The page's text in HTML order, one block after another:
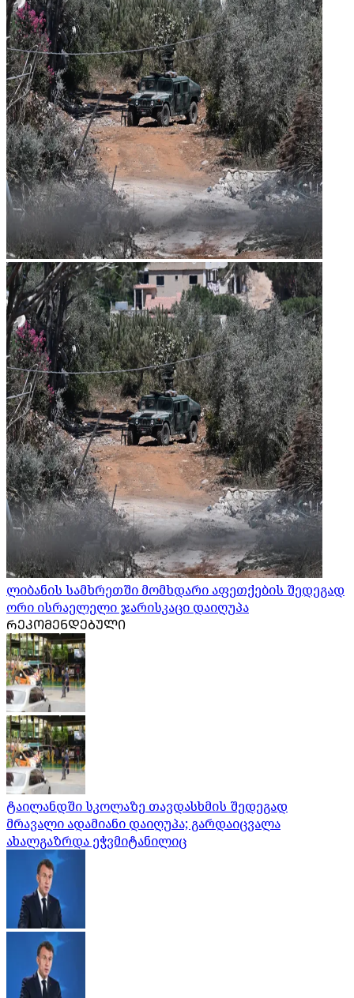
ლიბანის სამხრეთში მომხდარი აფეთქების შედეგად
ორი ისრაელელი ჯარისკაცი დაიღუპა
ᲠᲔᲙᲝᲛᲔᲜᲓᲔᲑᲣᲚᲘ
ტაილანდში სკოლაზე თავდასხმის შედეგად
მრავალი ადამიანი დაიღუპა; გარდაიცვალა
ახალგაზრდა ეჭვმიტანილიც